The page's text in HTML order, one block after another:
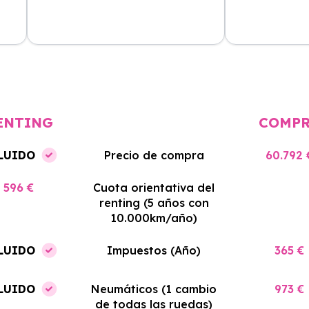
Precio de compra 60.792
596 €
Cuota orientativa del
renting (5 años con
10.000km/año)
Impuestos (Año) 365 €
Neumáticos (1 cambio
de todas las ruedas)
973 €